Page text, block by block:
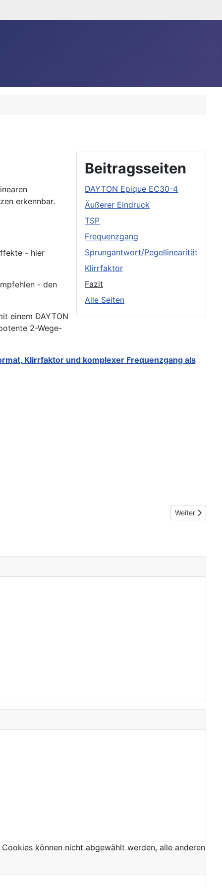
Beitragsseiten
DAYTON Epique EC30-4
Äußerer Eindruck
TSP
Frequenzgang
Sprungantwort/Pegellinearität
Klirrfaktor
Fazit
Alle Seiten
erkennbar.
- hier
- den
einem DAYTON
2-Wege-
Klirrfaktor und komplexer Frequenzgang als
Nächster
Weiter
können nicht abgewählt werden, alle anderen